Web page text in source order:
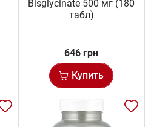
Bisglycinate 500 мг (180
табл)
646 грн
Купить